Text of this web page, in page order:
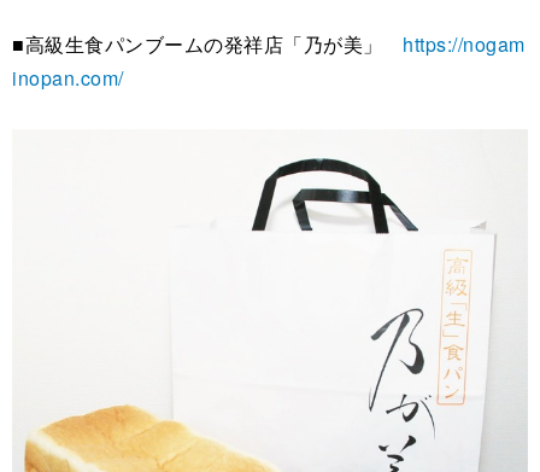
■高級生食パンブームの発祥店「乃が美」 https://nogam
inopan.com/